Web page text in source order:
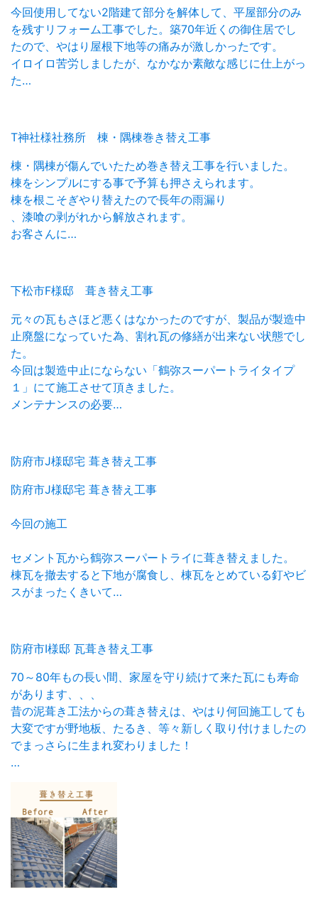
今回使用してない2階建て部分を解体して、平屋部分のみ
を残すリフォーム工事でした。築70年近くの御住居でし
たので、やはり屋根下地等の痛みが激しかったです。
イロイロ苦労しましたが、なかなか素敵な感じに仕上がっ
た…
T神社様社務所 棟・隅棟巻き替え工事
棟・隅棟が傷んでいたため巻き替え工事を行いました。
棟をシンプルにする事で予算も押さえられます。
棟を根こそぎやり替えたので長年の雨漏り
、漆喰の剥がれから解放されます。
お客さんに…
下松市F様邸 葺き替え工事
元々の瓦もさほど悪くはなかったのですが、製品が製造中
止廃盤になっていた為、割れ瓦の修繕が出来ない状態でし
た。
今回は製造中止にならない「鶴弥スーパートライタイプ
１」にて施工させて頂きました。
メンテナンスの必要…
防府市J様邸宅 葺き替え工事
防府市J様邸宅 葺き替え工事
今回の施工
セメント瓦から鶴弥スーパートライに葺き替えました。
棟瓦を撤去すると下地が腐食し、棟瓦をとめている釘やビ
スがまったくきいて…
防府市I様邸 瓦葺き替え工事
70～80年もの長い間、家屋を守り続けて来た瓦にも寿命
があります、、、
昔の泥葺き工法からの葺き替えは、やはり何回施工しても
大変ですが野地板、たるき、等々新しく取り付けましたの
でまっさらに生まれ変わりました！
…